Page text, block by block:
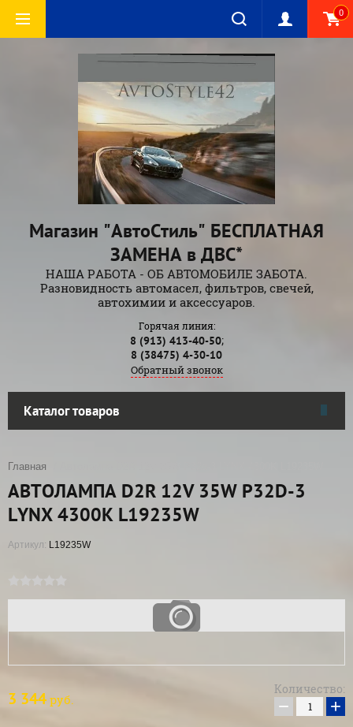
0
Магазин "АвтоСтиль" БЕСПЛАТНАЯ
ЗАМЕНА в ДВС*
НАША РАБОТА - ОБ АВТОМОБИЛЕ ЗАБОТА.
Разновидность автомасел, фильтров, свечей,
автохимии и аксессуаров.
Горячая линия:
8 (913) 413-40-50;
8 (38475) 4-30-10
Обратный звонок
Каталог товаров
Главная
АВТОЛАМПА D2R 12V 35W P32D-3
LYNX 4300K L19235W
Артикул: L19235W
3 344 руб.
Количество:
− +